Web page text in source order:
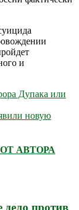
и
Дупака или
новую
АВТОРА
дело против